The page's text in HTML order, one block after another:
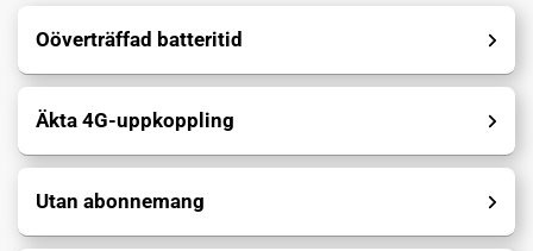
Oöverträffad batteritid
Äkta 4G-uppkoppling
Utan abonnemang